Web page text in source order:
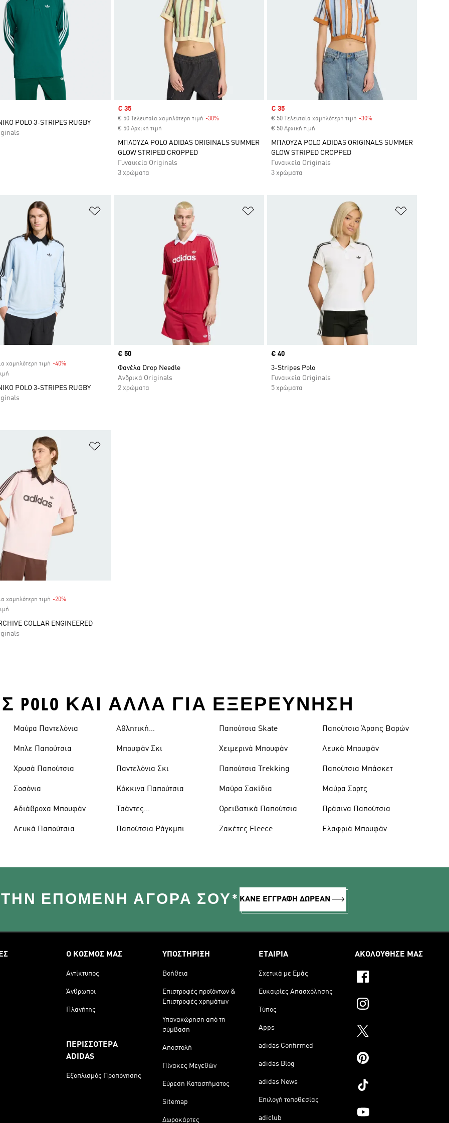
POLO 3-STRIPES RUGBY
Sale price
€ 35
€ 50 Τελευταία χαμηλότερη τιμή -30%
€ 50 Αρχική τιμή
ΜΠΛΟΥΖΑ POLO ADIDAS ORIGINALS SUMMER
GLOW STRIPED CROPPED
Γυναικεία Originals
3 χρώματα
Sale price
€ 35
€ 50 Τελευταία χαμηλότερη τιμή -30%Discount
€ 50 Αρχική τιμή
ΜΠΛΟΥΖΑ POLO ADIDAS ORIGINALS SUMMER
GLOW STRIPED CROPPED
Γυναικεία Originals
3 χρώματα
Επιθυμιών Προσθήκη στη Λίστα Επιθυμιών
χαμηλότερη τιμή -40%Discount
POLO 3-STRIPES RUGBY
Προσθήκη στη Λίστα Επιθυμιών
Price
€ 50
Φανέλα Drop Needle
Ανδρικά Originals
2 χρώματα
Price
€ 40
3-Stripes Polo
Γυναικεία Originals
5 χρώματα
Επιθυμιών
χαμηλότερη τιμή -20%Discount
COLLAR ENGINEERED
POLO ΚΑΙ ΑΛΛΑ ΓΙΑ ΕΞΕΡΕΥΝΗΣΗ
Μαύρα Παντελόνια
Μπλε Παπούτσια
Χρυσά Παπούτσια
Σοσόνια
Αδιάβροχα Μπουφάν
Λευκά Παπούτσια
Αθλητική
Μπουφάν Σκι
Παντελόνια Σκι
Κόκκινα Παπούτσια
Τσάντες
Παπούτσια Ράγκμπι
Παπούτσια Skate
Χειμερινά Μπουφάν
Παπούτσια Trekking
Μαύρα Σακίδια
Ορειβατικά Παπούτσια
Ζακέτες Fleece
Παπούτσια Άρσης Βαρών
Λευκά Μπουφάν
Παπούτσια Μπάσκετ
Μαύρα Σορτς
Πράσινα Παπούτσια
Ελαφριά Μπουφάν
ΣΤΗΝ ΕΠΌΜΕΝΗ ΑΓΟΡΆ ΣΟΥ* ΚΑΝΕ ΕΓΓΡΑΦΗ ΔΩΡΕΑΝ
Ο ΚΟΣΜΟΣ ΜΑΣ
Αντίκτυπος
Άνθρωποι
Πλανήτης
ΠΕΡΙΣΣΟΤΕΡΑ
ADIDAS
Εξοπλισμός Προπόνησης
ΥΠΟΣΤΗΡΙΞΗ
Βοήθεια
Επιστροφές προϊόντων &
Επιστροφές χρημάτων
Υπαναχώρηση από τη
σύμβαση
Αποστολή
Πίνακες Μεγεθών
Εύρεση Καταστήματος
Sitemap
Δωροκάρτες
ΕΤΑΙΡΙΑ
Σχετικά με Εμάς
Ευκαιρίες Απασχόλησης
Τύπος
Apps
adidas Confirmed
adidas Blog
adidas News
Επιλογή τοποθεσίας
adiclub
ΑΚΟΛΟΥΘΗΣΕ ΜΑΣ